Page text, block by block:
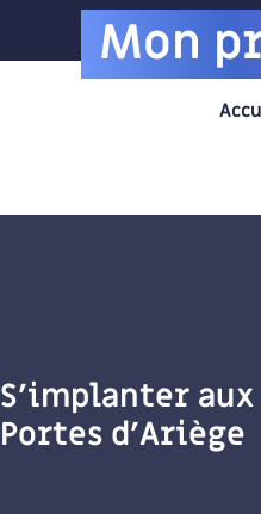
Mon
S’implanter aux
Portes d’Ariège